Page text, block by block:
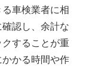
車検業者に相
認し、余計な
することが重
かる時間や作